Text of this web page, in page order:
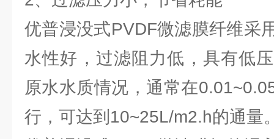
优普浸没式PVDF微滤膜纤维采
水性好，过滤阻力低，具有低
原水水质情况，通常在
行，可达到10~25L/m2.h的通量